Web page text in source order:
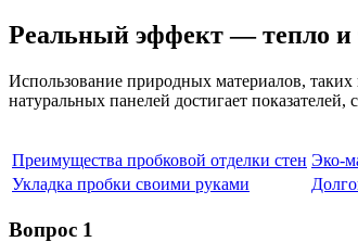
Реальный эффект — тепло
Использование природных материалов,
натуральных панелей достигает
Преимущества пробковой отделки стен Эко-
Укладка пробки своими руками
Вопрос 1